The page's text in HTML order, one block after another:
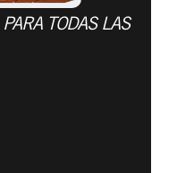
PARA TODAS LAS